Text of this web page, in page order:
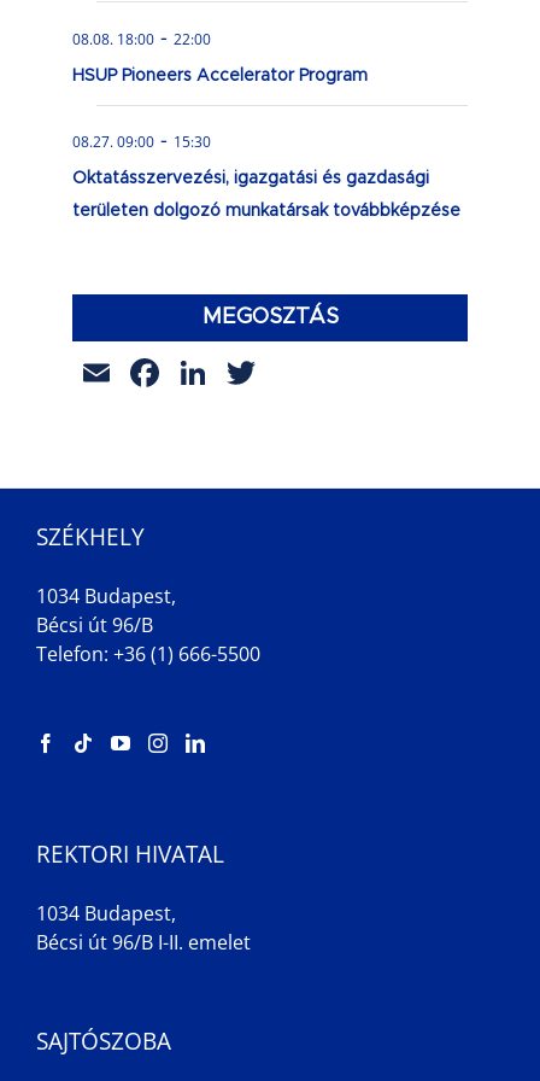
08.08. 18:00 - 22:00
HSUP Pioneers Accelerator Program
08.27. 09:00 - 15:30
Oktatásszervezési, igazgatási és gazdasági
területen dolgozó munkatársak továbbképzése
MEGOSZTÁS
EmailFacebook
LinkedIn
SZÉKHELY
1034 Budapest,
Bécsi út 96/B
Telefon: +36 (1) 666-5500
REKTORI HIVATAL
1034 Budapest,
Bécsi út 96/B I-II. emelet
SAJTÓSZOBA